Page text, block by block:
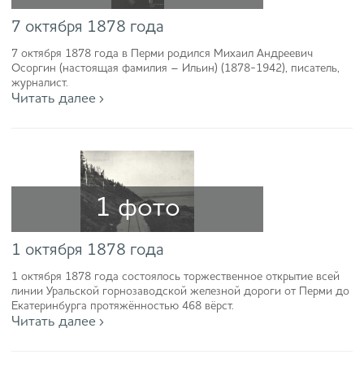
7 октября 1878 года
7 октября 1878 года в Перми родился Михаил Андреевич
Осоргин (настоящая фамилия – Ильин) (1878-1942), писатель,
журналист.
Читать далее ›
1 фото
1 октября 1878 года
1 октября 1878 года состоялось торжественное открытие всей
линии Уральской горнозаводской железной дороги от Перми до
Екатеринбурга протяжённостью 468 вёрст.
Читать далее ›